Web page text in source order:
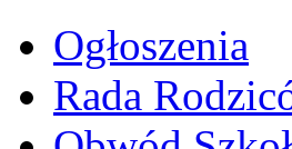
Ogłoszenia
Rada